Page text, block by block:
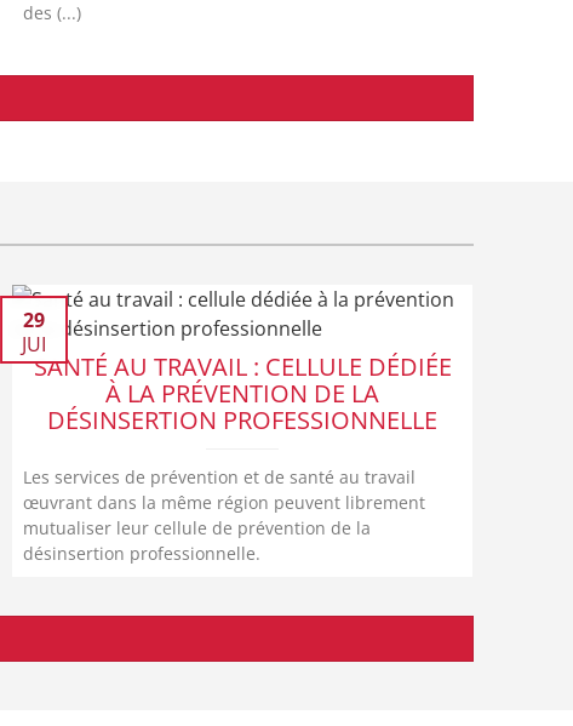
des (...)
SANTÉ AU TRAVAIL : CELLULE DÉDIÉE
À LA PRÉVENTION DE LA
DÉSINSERTION PROFESSIONNELLE
29
JUI
Les services de prévention et de santé au travail
œuvrant dans la même région peuvent librement
mutualiser leur cellule de prévention de la
désinsertion professionnelle.